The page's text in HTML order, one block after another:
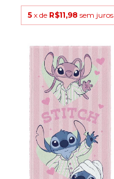
5 x de R$11,98 sem juros